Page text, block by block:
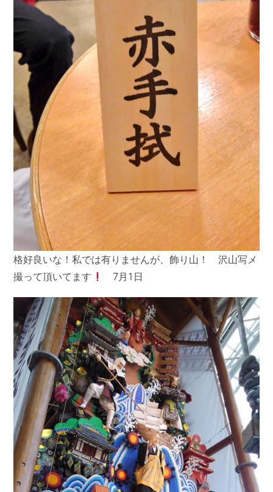
格好良いな！私では有りませんが、飾り山！ 沢山写メ
撮って頂いてます
7月1日